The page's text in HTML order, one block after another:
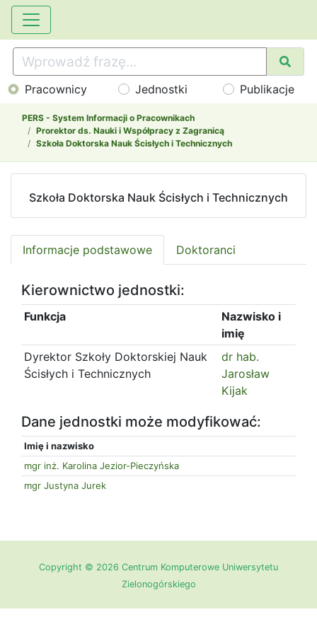
Pracownicy Jednostki Publikacje
PERS - System Informacji o Pracownikach
Prorektor ds. Nauki i Współpracy z Zagranicą
Szkoła Doktorska Nauk Ścisłych i Technicznych
Szkoła Doktorska Nauk Ścisłych i Technicznych
Informacje podstawowe Doktoranci
Kierownictwo jednostki:
Funkcja
Nazwisko i
imię
Dyrektor Szkoły Doktorskiej Nauk
Ścisłych i Technicznych
dr hab.
Jarosław
Kijak
Dane jednostki może modyfikować:
Imię i nazwisko
mgr inż. Karolina Jezior-Pieczyńska
mgr Justyna Jurek
Copyright © 2026 Centrum Komputerowe Uniwersytetu
Zielonogórskiego